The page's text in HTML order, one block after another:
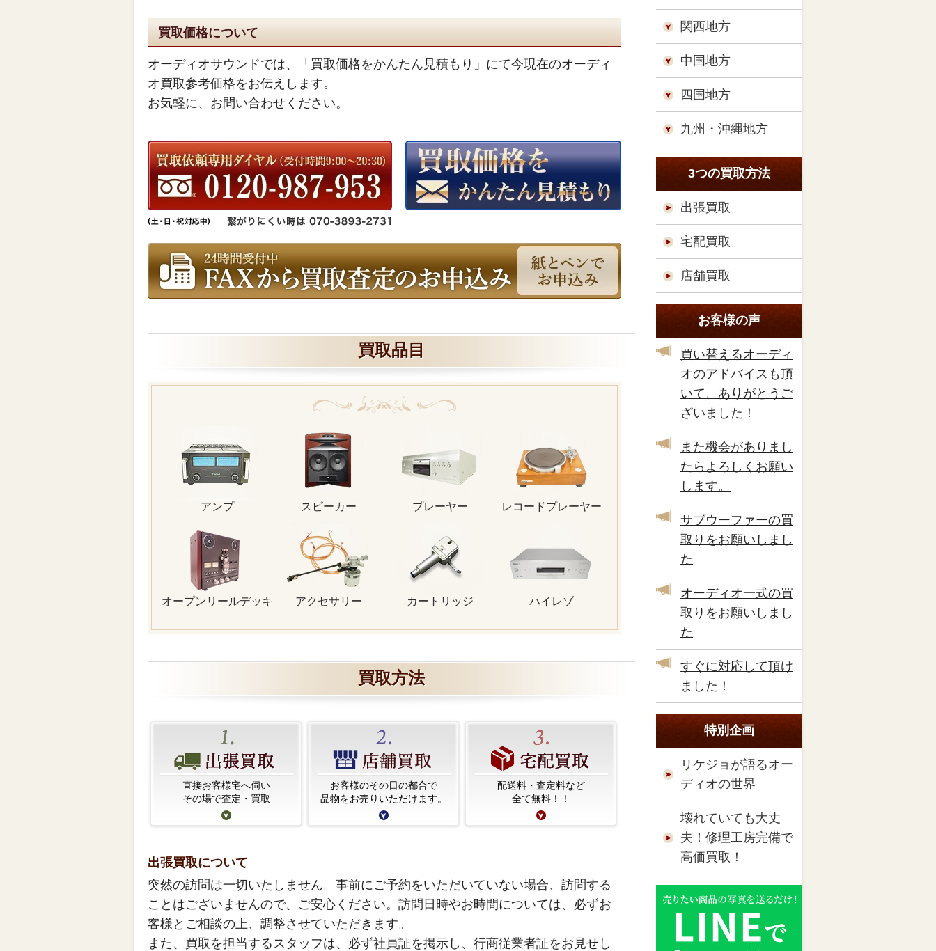
買取価格について
オーディオサウンドでは、「買取価格をかんたん見積もり」にて今現在のオーディ
オ買取参考価格をお伝えします。
お気軽に、お問い合わせください。
買取品目
アンプ スピーカー プレーヤー レコードプレーヤー
オープンリールデッキ アクセサリー カートリッジ ハイレゾ
買取方法
直接お客様宅へ伺い
その場で査定・買取
お客様のその日の都合で
品物をお売りいただけます。
配送料・査定料など
全て無料！！
出張買取について
突然の訪問は一切いたしません。事前にご予約をいただいていない場合、訪問する
ことはございませんので、ご安心ください。訪問日時やお時間については、必ずお
客様とご相談の上、調整させていただきます。
また、買取を担当するスタッフは、必ず社員証を掲示し、行商従業者証をお見せし
関西地方
中国地方
四国地方
九州・沖縄地方
3つの買取方法
出張買取
宅配買取
店舗買取
お客様の声
買い替えるオーディ
オのアドバイスも頂
いて、ありがとうご
ざいました！
また機会がありまし
たらよろしくお願い
します。
サブウーファーの買
取りをお願いしまし
た
オーディオ一式の買
取りをお願いしまし
た
すぐに対応して頂け
ました！
特別企画
リケジョが語るオー
ディオの世界
壊れていても大丈
夫！修理工房完備で
高価買取！